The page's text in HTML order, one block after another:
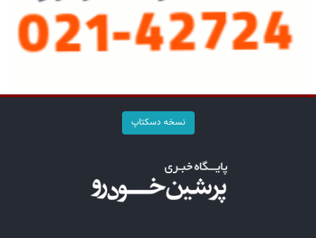
نسخه دسکتاپ